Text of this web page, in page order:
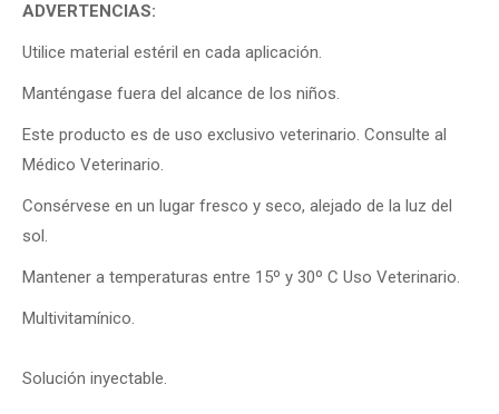
ADVERTENCIAS:
Utilice material estéril en cada aplicación.
Manténgase fuera del alcance de los niños.
Este producto es de uso exclusivo veterinario. Consulte al
Médico Veterinario.
Consérvese en un lugar fresco y seco, alejado de la luz del
sol.
Mantener a temperaturas entre 15º y 30º C Uso Veterinario.
Multivitamínico.
Solución inyectable.